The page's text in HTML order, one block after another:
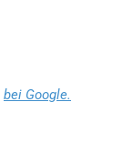
bei Google.